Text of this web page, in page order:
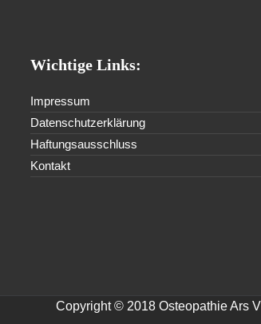
Wichtige Links:
Impressum
Datenschutzerklärung
Haftungsausschluss
Kontakt
Copyright © 2018 Osteopathie Ars